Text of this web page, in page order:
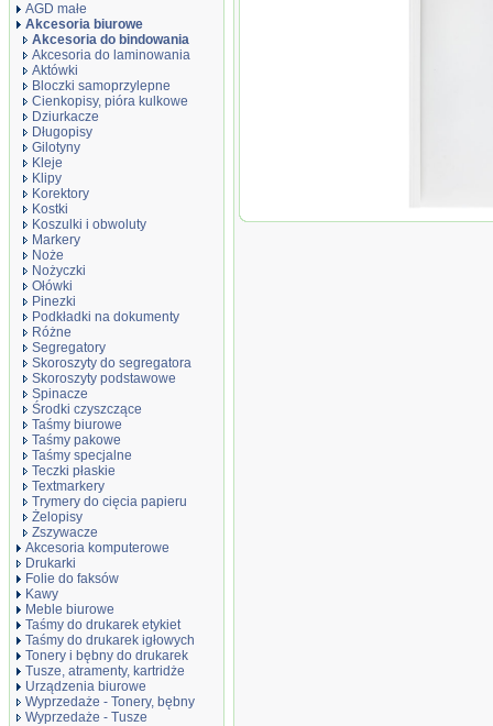
AGD małe
Akcesoria biurowe
Akcesoria do bindowania
Akcesoria do laminowania
Aktówki
Bloczki samoprzylepne
Cienkopisy, pióra kulkowe
Dziurkacze
Długopisy
Gilotyny
Kleje
Klipy
Korektory
Kostki
Koszulki i obwoluty
Markery
Noże
Nożyczki
Ołówki
Pinezki
Podkładki na dokumenty
Różne
Segregatory
Skoroszyty do segregatora
Skoroszyty podstawowe
Spinacze
Środki czyszczące
Taśmy biurowe
Taśmy pakowe
Taśmy specjalne
Teczki płaskie
Textmarkery
Trymery do cięcia papieru
Żelopisy
Zszywacze
Akcesoria komputerowe
Drukarki
Folie do faksów
Kawy
Meble biurowe
Taśmy do drukarek etykiet
Taśmy do drukarek igłowych
Tonery i bębny do drukarek
Tusze, atramenty, kartridże
Urządzenia biurowe
Wyprzedaże - Tonery, bębny
Wyprzedaże - Tusze
Okładki do